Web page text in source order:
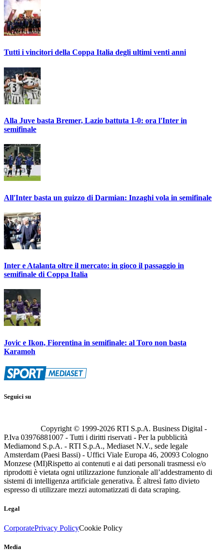
Tutti i vincitori della Coppa Italia degli ultimi venti anni
Alla Juve basta Bremer, Lazio battuta 1-0: ora l'Inter in
semifinale
All'Inter basta un guizzo di Darmian: Inzaghi vola in semifinale
Inter e Atalanta oltre il mercato: in gioco il passaggio in
semifinale di Coppa Italia
Jovic e Ikon, Fiorentina in semifinale: al Toro non basta
Karamoh
Seguici su
Copyright © 1999-2026 RTI S.p.A. Business Digital -
P.Iva 03976881007 - Tutti i diritti riservati - Per la pubblicità
Mediamond S.p.A. - RTI S.p.A., Mediaset N.V., sede legale
Amsterdam (Paesi Bassi) - Uffici Viale Europa 46, 20093 Cologno
Monzese (MI)Rispetto ai contenuti e ai dati personali trasmessi e/o
riprodotti è vietata ogni utilizzazione funzionale all’addestramento di
sistemi di intelligenza artificiale generativa. È altresì fatto divieto
espresso di utilizzare mezzi automatizzati di data scraping.
Legal
CorporatePrivacy PolicyCookie Policy
Media